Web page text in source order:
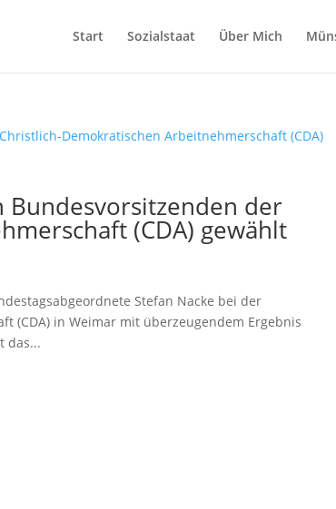
Start Sozialstaat Über Mich
Bundesvorsitzenden der
(CDA) gewählt
Stefan Nacke bei der
(CDA) in Weimar mit überzeugendem Ergebnis
das...